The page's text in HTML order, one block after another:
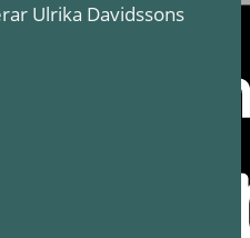
Ulrika Davidssons